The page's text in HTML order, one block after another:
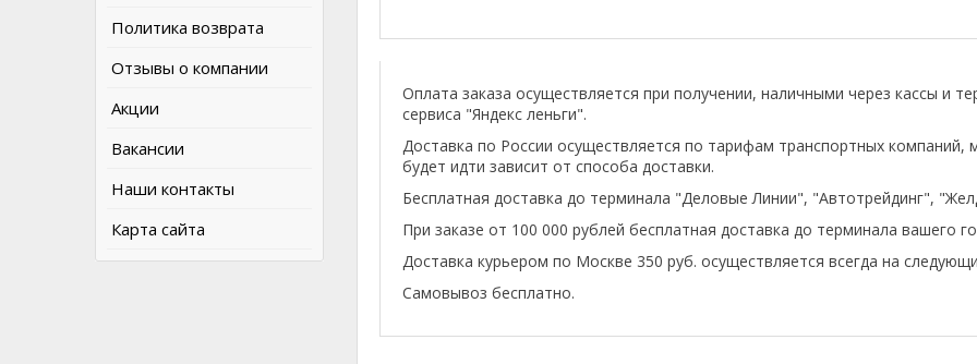
Политика возврата
Отзывы о компании
Акции
Вакансии
Наши контакты
Карта сайта
Оплата заказа осуществляется при получении, наличными через кассы и
сервиса "Яндекс леньги".
Доставка по России осуществляется по тарифам транспортных
будет идти зависит от способа доставки.
Бесплатная доставка до терминала "Деловые Линии", "Автотрейдинг",
При заказе от 100 000 рублей бесплатная доставка до терминала вашего
Доставка курьером по Москве 350 руб. осуществляется всегда на
Самовывоз бесплатно.